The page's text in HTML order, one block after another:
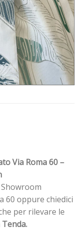
Via Roma 60 –
60 oppure chiedici
per rilevare le